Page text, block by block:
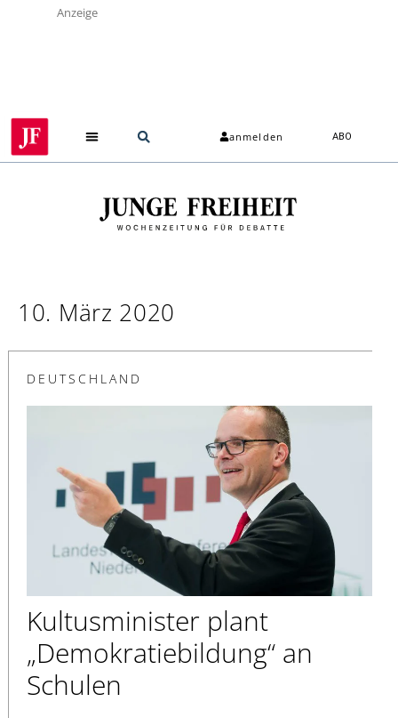
Anzeige
anmelden ABO
10. März 2020
DEUTSCHLAND
Kultusminister plant
„Demokratiebildung“ an
Schulen